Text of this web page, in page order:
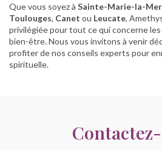
Que vous soyez à Sainte-Marie-la-Mer
Toulouges, Canet ou Leucate,
privilégiée pour tout ce qui concerne
bien-être. Nous vous invitons à venir
profiter de nos conseils experts pour
spirituelle.